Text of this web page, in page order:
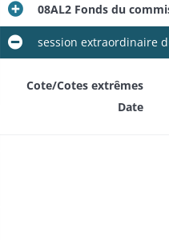
08AL2 Fonds du
session extraordinaire
Cote/Cotes extrêmes
Date